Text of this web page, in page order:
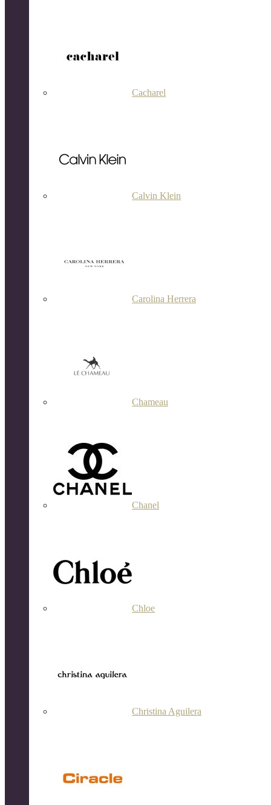
Cacharel
Calvin Klein
Carolina Herrera
Chameau
Chanel
Chloe
Christina Aguilera